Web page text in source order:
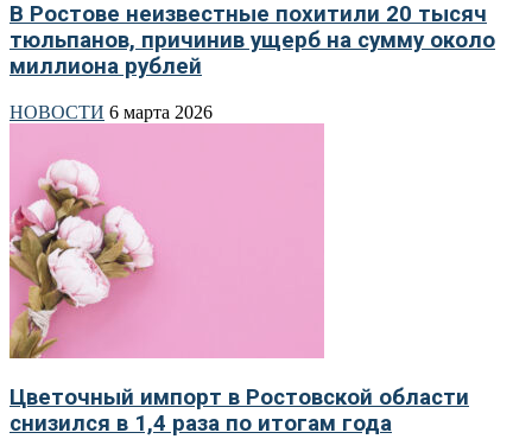
В Ростове неизвестные похитили 20 тысяч
тюльпанов, причинив ущерб на сумму около
миллиона рублей
НОВОСТИ 6 марта 2026
Цветочный импорт в Ростовской области
снизился в 1,4 раза по итогам года